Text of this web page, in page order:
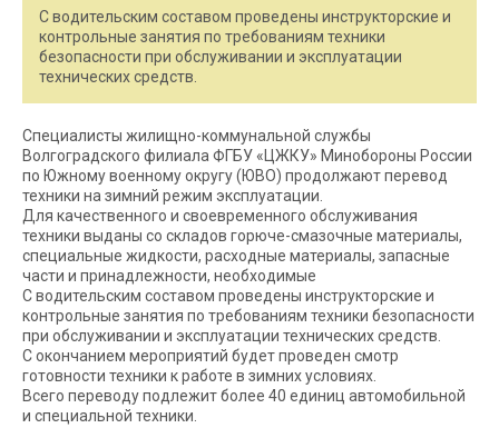
С водительским составом проведены инструкторские и
контрольные занятия по требованиям техники
безопасности при обслуживании и эксплуатации
технических средств.
Специалисты жилищно-коммунальной службы
Волгоградского филиала ФГБУ «ЦЖКУ» Минобороны России
по Южному военному округу (ЮВО) продолжают перевод
техники на зимний режим эксплуатации.
Для качественного и своевременного обслуживания
техники выданы со складов горюче-смазочные материалы,
специальные жидкости, расходные материалы, запасные
части и принадлежности, необходимые
С водительским составом проведены инструкторские и
контрольные занятия по требованиям техники безопасности
при обслуживании и эксплуатации технических средств.
С окончанием мероприятий будет проведен смотр
готовности техники к работе в зимних условиях.
Всего переводу подлежит более 40 единиц автомобильной
и специальной техники.